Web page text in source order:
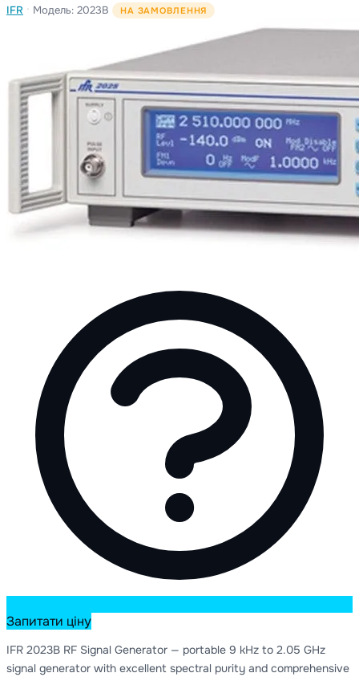
IFR · Модель: 2023B НА ЗАМОВЛЕННЯ
Запитати ціну
IFR 2023B RF Signal Generator — portable 9 kHz to 2.05 GHz
signal generator with excellent spectral purity and comprehensive